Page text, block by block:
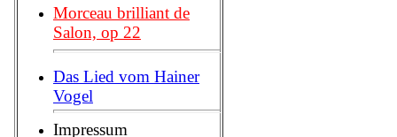
Morceau brilliant de
Salon, op 22
Das Lied vom Hainer
Vogel
Impressum